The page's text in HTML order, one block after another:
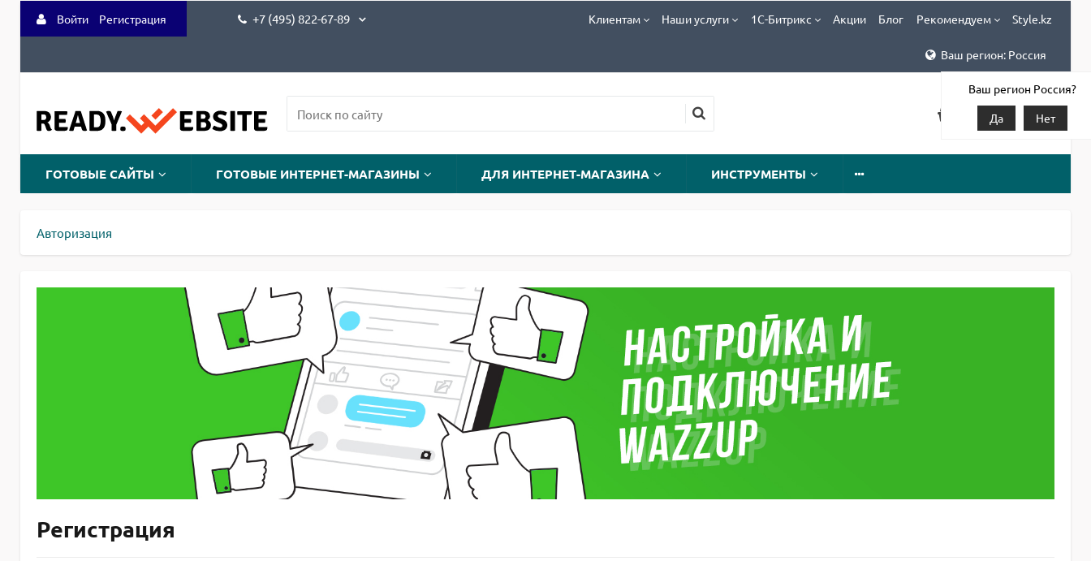
Войти Регистрация +7 (495) 822-67-89 Клиентам Наши услуги 1С-Битрикс Акции Блог Рекомендуем Style.kz
Ваш регион: Россия
Ваш регион Россия?
Да
Нет
ГОТОВЫЕ САЙТЫ ГОТОВЫЕ ИНТЕРНЕТ-МАГАЗИНЫ ДЛЯ ИНТЕРНЕТ-МАГАЗИНА ИНСТРУМЕНТЫ
Авторизация
Регистрация